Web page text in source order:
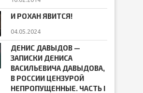
И РОХАН ЯВИТСЯ!
04.05.2024
ДЕНИС ДАВЫДОВ —
ЗАПИСКИ ДЕНИСА
ВАСИЛЬЕВИЧА ДАВЫДОВА,
В РОССИИ ЦЕНЗУРОЙ
НЕПРОПУЩЕННЫЕ. ЧАСТЬ I